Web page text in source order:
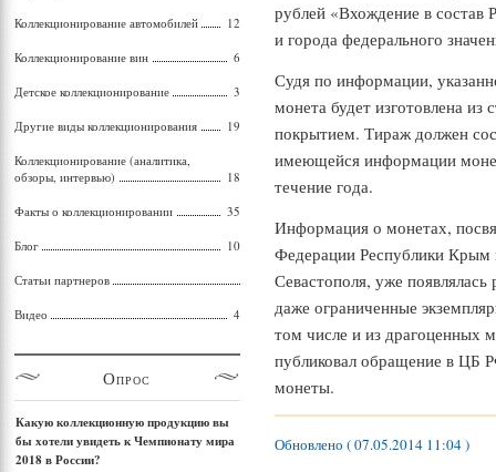
рублей «Вхождение в
и города федерального
Судя по информации,
монета будет изготовлена из
покрытием. Тираж должен
имеющейся информации
течение года.
Информация о монетах,
Федерации Республики Крым
Севастополя, уже
даже ограниченные
том числе и из драгоценных
публиковал обращение в ЦБ
монеты.
Обновлено ( 07.05.2014 11:04 )
Коллекционирование автомобилей 12
Коллекционирование вин 6
Детское коллекционирование 3
Другие виды коллекционирования 19
Коллекционирование (аналитика,
обзоры, интервью)
18
Факты о коллекционировании 35
Блог 10
Статьи партнеров
Видео 4
Опрос
Какую коллекционную продукцию вы
бы хотели увидеть к Чемпионату мира
2018 в России?